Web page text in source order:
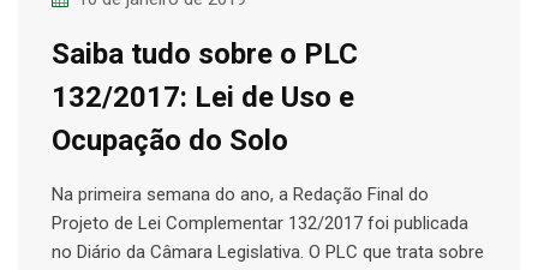
Saiba tudo sobre o PLC
132/2017: Lei de Uso e
Ocupação do Solo
Na primeira semana do ano, a Redação Final do
Projeto de Lei Complementar 132/2017 foi publicada
no Diário da Câmara Legislativa. O PLC que trata sobre